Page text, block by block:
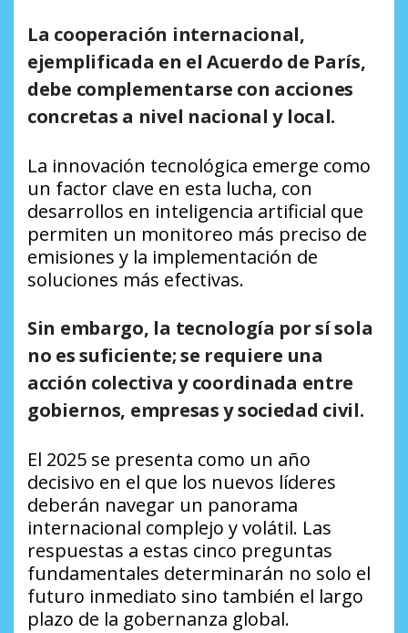
La cooperación internacional,
ejemplificada en el Acuerdo de París,
debe complementarse con acciones
concretas a nivel nacional y local.
La innovación tecnológica emerge como
un factor clave en esta lucha, con
desarrollos en inteligencia artificial que
permiten un monitoreo más preciso de
emisiones y la implementación de
soluciones más efectivas.
Sin embargo, la tecnología por sí sola
no es suficiente; se requiere una
acción colectiva y coordinada entre
gobiernos, empresas y sociedad civil.
El 2025 se presenta como un año
decisivo en el que los nuevos líderes
deberán navegar un panorama
internacional complejo y volátil. Las
respuestas a estas cinco preguntas
fundamentales determinarán no solo el
futuro inmediato sino también el largo
plazo de la gobernanza global.